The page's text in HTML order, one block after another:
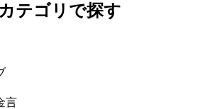
カテゴリで探す
言